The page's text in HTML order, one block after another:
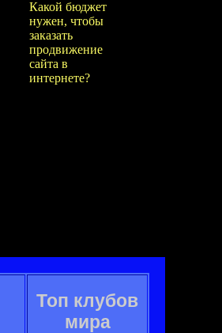
Топ клубов
мира
Какой бюджет
нужен, чтобы
заказать
продвижение
сайта в
интернете?